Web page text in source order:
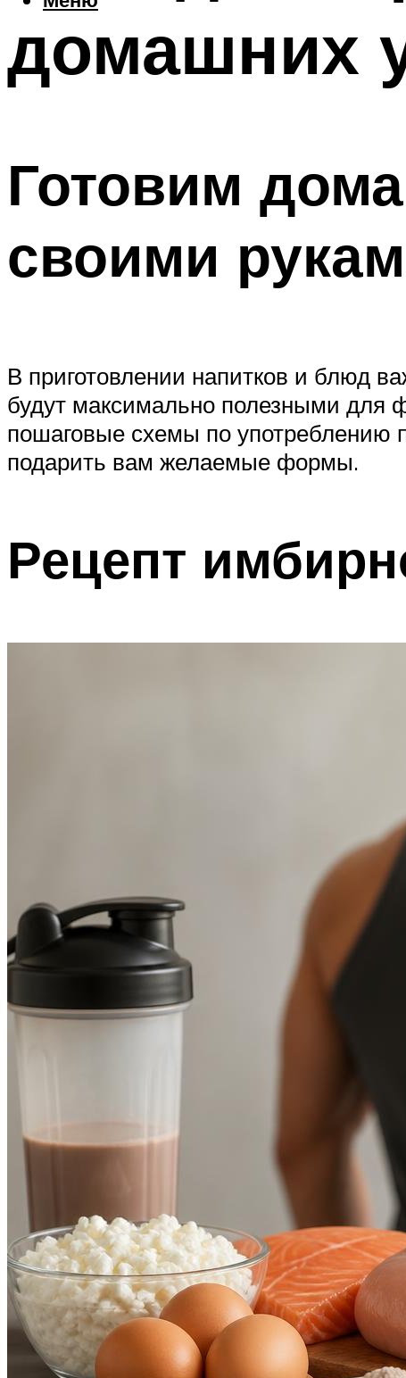
домашних
Готовим
своими
В приготовлении напитков и блюд
будут максимально полезными для
пошаговые схемы по употреблению
подарить вам желаемые формы.
Рецепт